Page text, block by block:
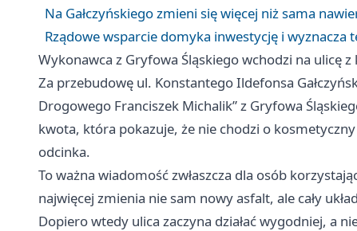
Na Gałczyńskiego zmieni się więcej niż sama
Rządowe wsparcie domyka inwestycję i wyznacza
Wykonawca z Gryfowa Śląskiego wchodzi na ulicę
Za przebudowę ul. Konstantego Ildefonsa
Drogowego Franciszek Michalik” z Gryfowa
kwota, która pokazuje, że nie chodzi o
odcinka.
To ważna wiadomość zwłaszcza dla osób
najwięcej zmienia nie sam nowy asfalt, ale cały
Dopiero wtedy ulica zaczyna działać wygodniej, a